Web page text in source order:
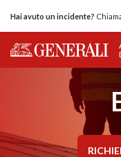
Hai avuto un incidente?